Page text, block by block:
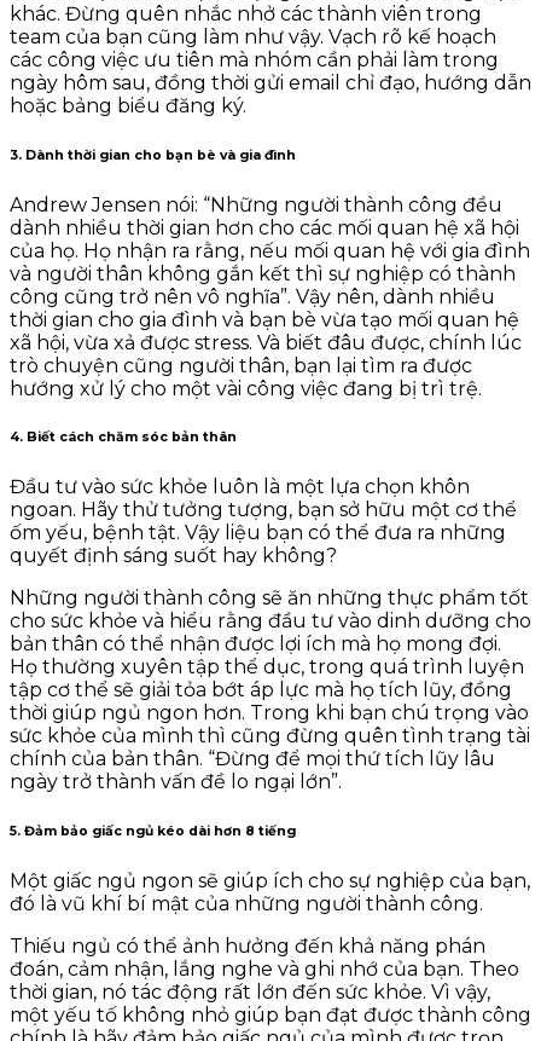
khác. Đừng quên nhắc nhở các thành viên trong
team của bạn cũng làm như vậy. Vạch rõ kế hoạch
các công việc ưu tiên mà nhóm cần phải làm trong
ngày hôm sau, đồng thời gửi email chỉ đạo, hướng dẫn
hoặc bảng biểu đăng ký.
3. Dành thời gian cho bạn bè và gia đình
Andrew Jensen nói: “Những người thành công đều
dành nhiều thời gian hơn cho các mối quan hệ xã hội
của họ. Họ nhận ra rằng, nếu mối quan hệ với gia đình
và người thân không gắn kết thì sự nghiệp có thành
công cũng trở nên vô nghĩa”. Vậy nên, dành nhiều
thời gian cho gia đình và bạn bè vừa tạo mối quan hệ
xã hội, vừa xả được stress. Và biết đâu được, chính lúc
trò chuyện cũng người thân, bạn lại tìm ra được
hướng xử lý cho một vài công việc đang bị trì trệ.
4. Biết cách chăm sóc bản thân
Đầu tư vào sức khỏe luôn là một lựa chọn khôn
ngoan. Hãy thử tưởng tượng, bạn sở hữu một cơ thể
ốm yếu, bệnh tật. Vậy liệu bạn có thể đưa ra những
quyết định sáng suốt hay không?
Những người thành công sẽ ăn những thực phẩm tốt
cho sức khỏe và hiểu rằng đầu tư vào dinh dưỡng cho
bản thân có thể nhận được lợi ích mà họ mong đợi.
Họ thường xuyên tập thể dục, trong quá trình luyện
tập cơ thể sẽ giải tỏa bớt áp lực mà họ tích lũy, đồng
thời giúp ngủ ngon hơn. Trong khi bạn chú trọng vào
sức khỏe của mình thì cũng đừng quên tình trạng tài
chính của bản thân. “Đừng để mọi thứ tích lũy lâu
ngày trở thành vấn đề lo ngại lớn”.
5. Đảm bảo giấc ngủ kéo dài hơn 8 tiếng
Một giấc ngủ ngon sẽ giúp ích cho sự nghiệp của bạn,
đó là vũ khí bí mật của những người thành công.
Thiếu ngủ có thể ảnh hưởng đến khả năng phán
đoán, cảm nhận, lắng nghe và ghi nhớ của bạn. Theo
thời gian, nó tác động rất lớn đến sức khỏe. Vì vậy,
một yếu tố không nhỏ giúp bạn đạt được thành công